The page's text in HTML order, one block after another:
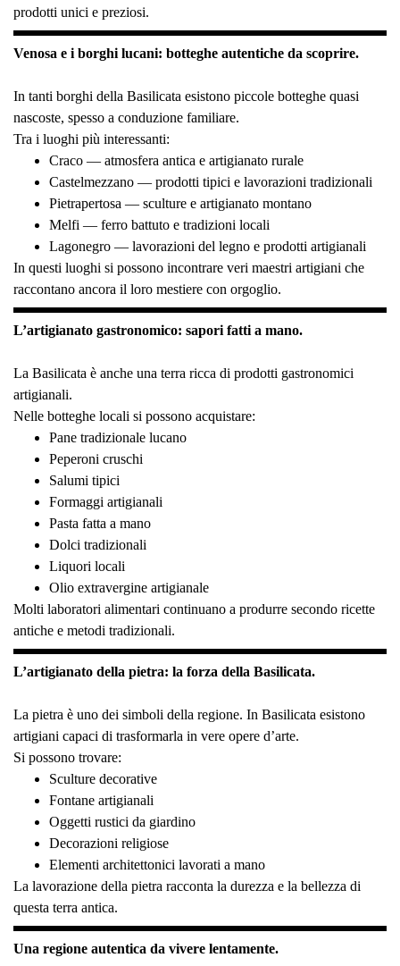
prodotti unici e preziosi.
Venosa e i borghi lucani: botteghe autentiche da scoprire.
In tanti borghi della Basilicata esistono piccole botteghe quasi
nascoste, spesso a conduzione familiare.
Tra i luoghi più interessanti:
Craco — atmosfera antica e artigianato rurale
Castelmezzano — prodotti tipici e lavorazioni tradizionali
Pietrapertosa — sculture e artigianato montano
Melfi — ferro battuto e tradizioni locali
Lagonegro — lavorazioni del legno e prodotti artigianali
In questi luoghi si possono incontrare veri maestri artigiani che
raccontano ancora il loro mestiere con orgoglio.
L’artigianato gastronomico: sapori fatti a mano.
La Basilicata è anche una terra ricca di prodotti gastronomici
artigianali.
Nelle botteghe locali si possono acquistare:
Pane tradizionale lucano
Peperoni cruschi
Salumi tipici
Formaggi artigianali
Pasta fatta a mano
Dolci tradizionali
Liquori locali
Olio extravergine artigianale
Molti laboratori alimentari continuano a produrre secondo ricette
antiche e metodi tradizionali.
L’artigianato della pietra: la forza della Basilicata.
La pietra è uno dei simboli della regione. In Basilicata esistono
artigiani capaci di trasformarla in vere opere d’arte.
Si possono trovare:
Sculture decorative
Fontane artigianali
Oggetti rustici da giardino
Decorazioni religiose
Elementi architettonici lavorati a mano
La lavorazione della pietra racconta la durezza e la bellezza di
questa terra antica.
Una regione autentica da vivere lentamente.